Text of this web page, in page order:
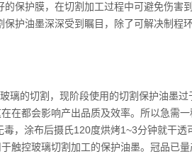
保护膜，在切割加工过程中可避免伤
护油墨深深受到瞩目，除了可解决制
璃的切割，现阶段使用的切割保护油墨
在都会影响产出品质及效率。所以急需
，涂布后摄氏120度烘烤1~3分钟就干
触控玻璃切割加工的保护油墨。冠品已